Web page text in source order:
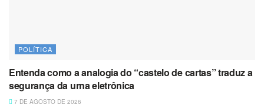
POLÍTICA
Entenda como a analogia do “castelo de cartas” traduz a
segurança da urna eletrônica
7 DE AGOSTO DE 2026